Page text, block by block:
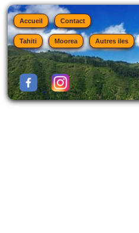
Accueil Contact
Tahiti Moorea Autres iles